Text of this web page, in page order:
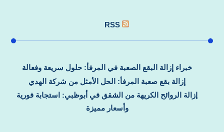
RSS
خبراء إزالة البقع الصعبة في المرفأ: حلول سريعة وفعالة
إزالة بقع صعبة المرفأ: الحل الأمثل من شركة الهدي
إزالة الروائح الكريهة من الشقق في أبوظبي: استجابة فورية
وأسعار مميزة